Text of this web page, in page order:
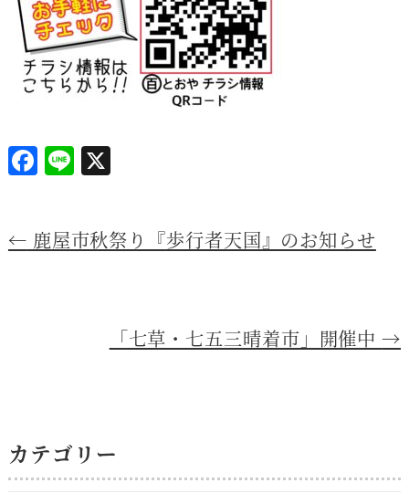
F
a
e
Li
n
X
← 鹿屋市秋祭り『歩行者天国』のお知らせ
「七草・七五三晴着市」開催中→
カテゴリー